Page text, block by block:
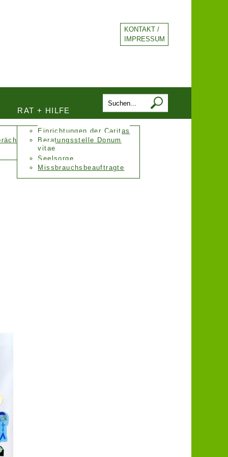
RAT + HILFE
Einrichtungen der Caritas
Beratungsstelle Donum
vitae
Seelsorge
Missbrauchsbeauftragte
KONTAKT /
IMPRESSUM